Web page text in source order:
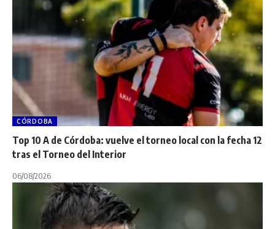
CÓRDOBA
Top 10 A de Córdoba: vuelve el torneo local con la fecha 12
tras el Torneo del Interior
06/08/2026